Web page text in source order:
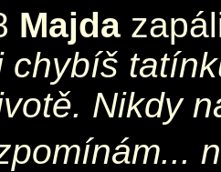
Majda
chybíš
Nikdy